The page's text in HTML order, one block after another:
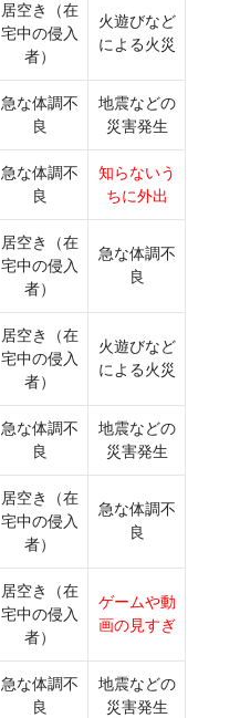
居空き（在
宅中の侵入
者）
火遊びなど
による火災
急な体調不
良
地震などの
災害発生
急な体調不
良
知らないう
ちに外出
居空き（在
宅中の侵入
者）
急な体調不
良
居空き（在
宅中の侵入
者）
火遊びなど
による火災
急な体調不
良
地震などの
災害発生
居空き（在
宅中の侵入
者）
急な体調不
良
居空き（在
宅中の侵入
者）
ゲームや動
画の見すぎ
急な体調不
良
地震などの
災害発生